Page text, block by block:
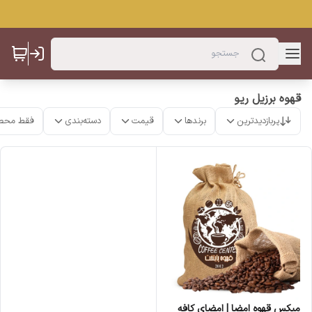
قهوه برزیل ریو
پربازدیدترین برندها قیمت دسته‌بندی فقط
میکس قهوه امضا | امضای کافه